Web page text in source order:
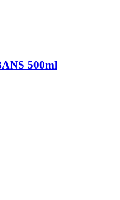
500ml